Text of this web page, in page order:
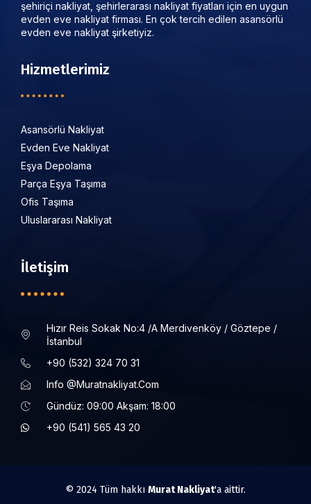
şehiriçi nakliyat, şehirlerarası nakliyat fiyatları için en uygun
evden eve nakliyat firması. En çok tercih edilen asansörlü
evden eve nakliyat şirketiyiz.
Hizmetlerimiz
Asansörlü Nakliyat
Evden Eve Nakliyat
Eşya Depolama
Parça Eşya Taşıma
Ofis Taşıma
Uluslararası Nakliyat
İletişim
Hızır Reis Sokak No:4 /a Merdivenköy / Göztepe /
İstanbul
+90 (532) 324 70 31
Info @muratnakliyat.com
Gündüz: 09:00 Akşam: 18:00
+90 (541) 565 43 20
© 2024 Tüm hakkı Murat Nakliyat'a aittir.